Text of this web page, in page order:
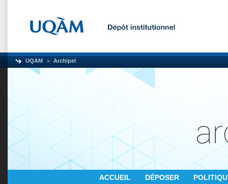
UQAM Archipel
ACCUEIL DÉPOSER